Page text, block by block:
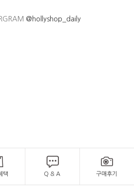
@hollyshop_daily
택 Q & A 구매후기